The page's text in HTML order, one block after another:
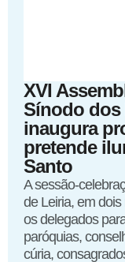
XVI
Sínodo dos
inaugura
pretende
Santo
A sessão-
de Leiria, em
os delegados
paróquias,
cúria,